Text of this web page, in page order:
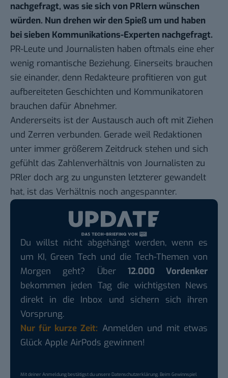
nachgefragt, was sie sich von PRlern wünschen
würden. Nun drehen wir den Spieß um und haben
bei sieben Kommunikations-Experten nachgefragt.
PR-Leute und Journalisten haben oftmals eine eher
wenig romantische Beziehung. Einerseits brauchen
sie einander, denn Redakteure profitieren von gut
aufbereiteten Geschichten und Kommunikatoren
brauchen dafür Abnehmer.
Andererseits ist der Austausch auch oft mit Ziehen
und Zerren verbunden. Gerade weil Redaktionen
unter immer größerem Zeitdruck stehen und sich
gefühlt das Zahlenverhältnis von Journalisten zu
PRler doch arg zu ungunsten letzterer gewandelt
hat, ist das Verhältnis noch angespannter.
Du willst nicht abgehängt werden, wenn es
um KI, Green Tech und die Tech-Themen von
Morgen geht? Über 12.000 Vordenker
bekommen jeden Tag die wichtigsten News
direkt in die Inbox und sichern sich ihren
Vorsprung.
Nur für kurze Zeit: Anmelden und mit etwas
Glück Apple AirPods gewinnen!
Mit deiner Anmeldung bestätigst du unsereDatenschutzerklärung. Beim Gewinnspiel